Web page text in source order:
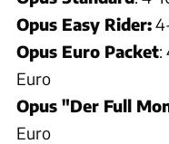
Opus Easy Rider:
Opus Euro Packet:
Euro
Opus "Der Full
Euro